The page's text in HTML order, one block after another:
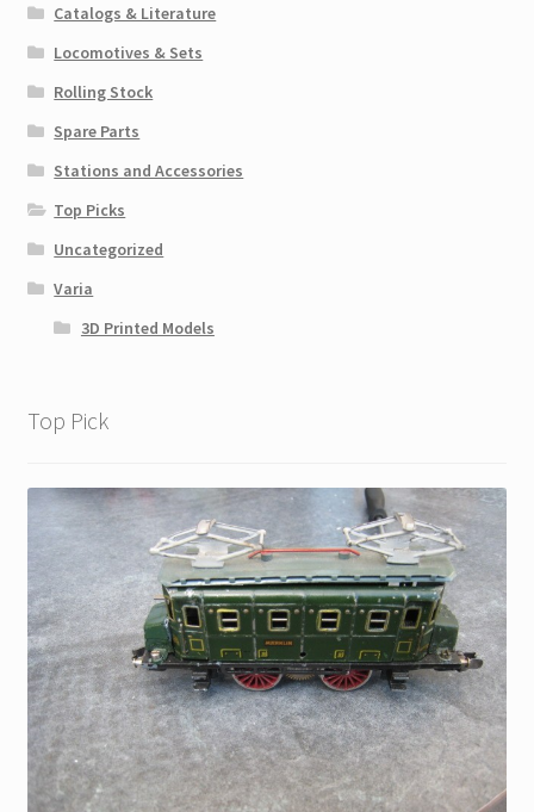
Catalogs & Literature
Locomotives & Sets
Rolling Stock
Spare Parts
Stations and Accessories
Top Picks
Uncategorized
Varia
3D Printed Models
Top Pick